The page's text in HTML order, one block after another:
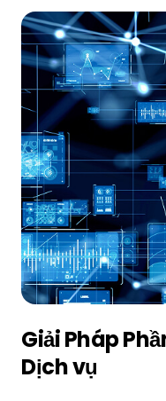
Giải Pháp
Dịch vụ